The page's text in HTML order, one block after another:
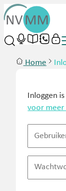
Home
Inloggen
voor